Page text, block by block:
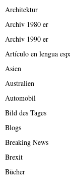
Architektur
Archiv 1980 er
Archiv 1990 er
Artículo en lengua
Asien
Australien
Automobil
Bild des Tages
Blogs
Breaking News
Brexit
Bücher